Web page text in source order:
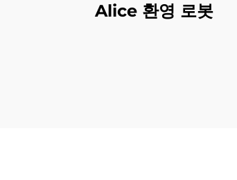
Alice 환영 로봇